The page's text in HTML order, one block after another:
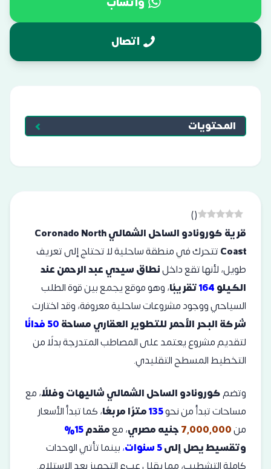
اتصال
المحتويات
(
)
قرية كورونادو الساحل الشمالي Coronado North
Coastتتحرك في منطقة ساحلية لا تحتاج إلى تعريف
طويل، لأنها تقع داخلنطاق سيدي عبد الرحمن عند
الكيلو164تقريبًا، وهو موقع يجمع بين قوة الطلب
السياحي ووجود مشروعات ساحلية معروفة، وقد اختارت
شركة البحر الأحمر للتطوير العقاري مساحة50 فدانًا
لتقديم مشروع يعتمد على المصاطب المتدرجة بدلًا من
التخطيط المسطح التقليدي.
وتضمكورونادو الساحل الشمالي شاليهات وفللًا، مع
مساحات تبدأ من نحو135مترًا مربعًا، كما تبدأ الأسعار
من7,000,000جنيه مصري، معمقدم15%
وتقسيط يصل إلى5 سنوات ،بينما تأتي الوحدات